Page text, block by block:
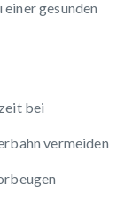
gesunden
bei
vermeiden